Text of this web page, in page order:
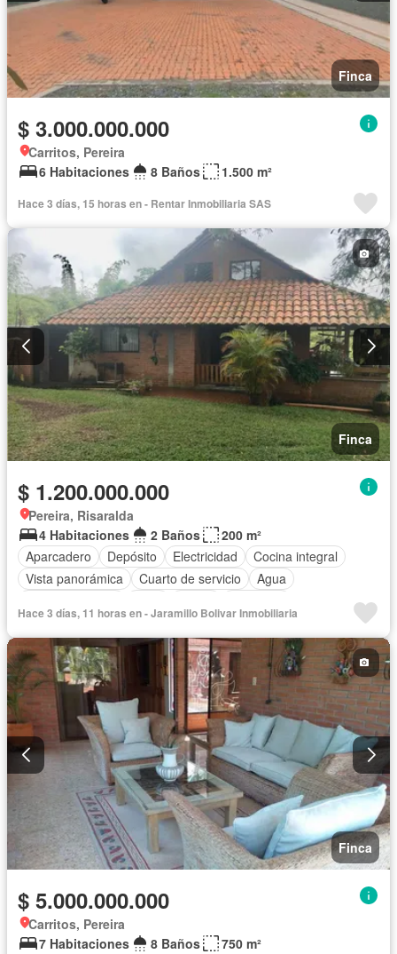
Finca
$ 3.000.000.000
Carritos, Pereira
6 Habitaciones
8 Baños 1.500 m²
Hace 3 días, 15 horas en - Rentar Inmobiliaria SAS
Finca
$ 1.200.000.000
Pereira, Risaralda
4 Habitaciones
2 Baños
200 m²
Aparcadero
Depósito Electricidad
Cocina integral
Vista panorámica
Cuarto de servicio
Agua
Hace 3 días, 11 horas en - Jaramillo Boli­var Inmobiliaria
Finca
$ 5.000.000.000
Carritos, Pereira
7 Habitaciones
8 Baños
750 m²